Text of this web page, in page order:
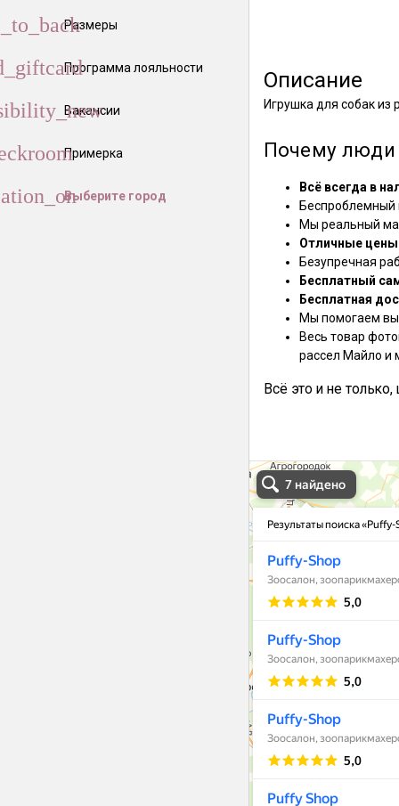
Описание
Игрушка для собак
Почему люди
Всё всегда в
Беспроблемный
Мы реальный
Отличные
Безупречная
Бесплатный
Бесплатная
Мы помогаем
Весь товар
рассел Майло и
Всё это и не
Размеры
Программа лояльности
Вакансии
Примерка
Выберите город